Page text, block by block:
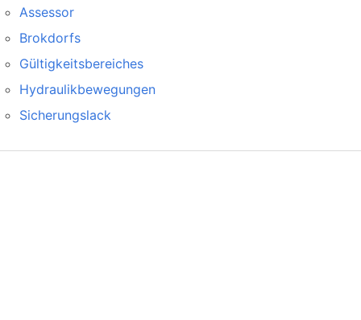
Assessor
Brokdorfs
Gültigkeitsbereiches
Hydraulikbewegungen
Sicherungslack